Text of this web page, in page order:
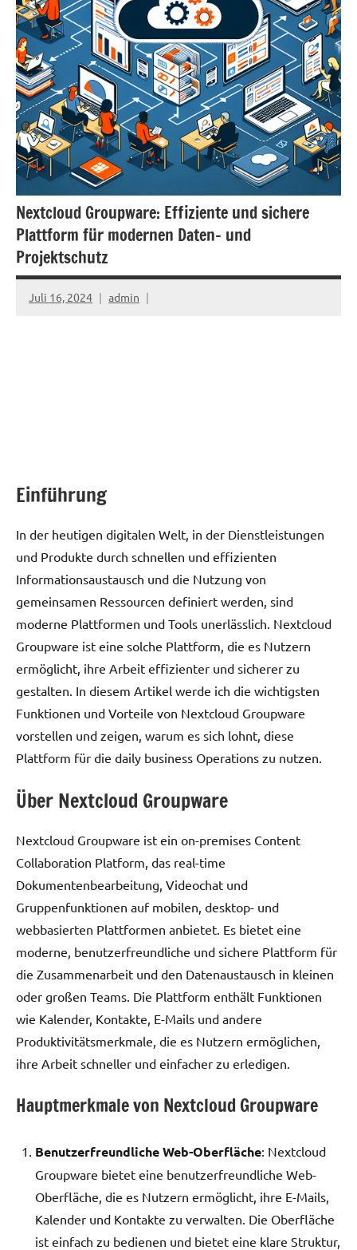
Nextcloud Groupware: Effiziente und sichere
Plattform für modernen Daten- und
Projektschutz
Juli 16, 2024 admin
Einführung
In der heutigen digitalen Welt, in der Dienstleistungen
und Produkte durch schnellen und effizienten
Informationsaustausch und die Nutzung von
gemeinsamen Ressourcen definiert werden, sind
moderne Plattformen und Tools unerlässlich. Nextcloud
Groupware ist eine solche Plattform, die es Nutzern
ermöglicht, ihre Arbeit effizienter und sicherer zu
gestalten. In diesem Artikel werde ich die wichtigsten
Funktionen und Vorteile von Nextcloud Groupware
vorstellen und zeigen, warum es sich lohnt, diese
Plattform für die daily business Operations zu nutzen.
Über Nextcloud Groupware
Nextcloud Groupware ist ein on-premises Content
Collaboration Platform, das real-time
Dokumentenbearbeitung, Videochat und
Gruppenfunktionen auf mobilen, desktop- und
webbasierten Plattformen anbietet. Es bietet eine
moderne, benutzerfreundliche und sichere Plattform für
die Zusammenarbeit und den Datenaustausch in kleinen
oder großen Teams. Die Plattform enthält Funktionen
wie Kalender, Kontakte, E-Mails und andere
Produktivitätsmerkmale, die es Nutzern ermöglichen,
ihre Arbeit schneller und einfacher zu erledigen.
Hauptmerkmale von Nextcloud Groupware
Benutzerfreundliche Web-Oberfläche: Nextcloud
Groupware bietet eine benutzerfreundliche Web-
Oberfläche, die es Nutzern ermöglicht, ihre E-Mails,
Kalender und Kontakte zu verwalten. Die Oberfläche
ist einfach zu bedienen und bietet eine klare Struktur,